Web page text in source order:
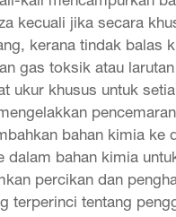
kecuali jika secara
kerana tindak balas
gas toksik atau
ukur khusus untuk
bahan kimia ke
dalam bahan kimia
percikan dan
terperinci tentang